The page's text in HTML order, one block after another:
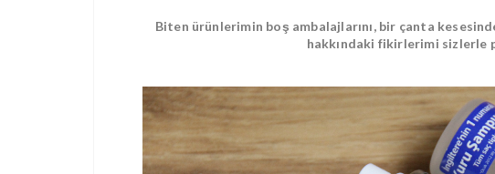
Biten ürünlerimin boş ambalajlarını, bir çanta
hakkındaki fikirlerimi sizlerle